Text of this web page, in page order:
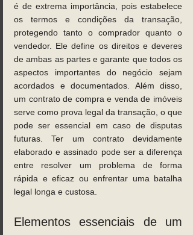
é de extrema importância, pois estabelece
os termos e condições da transação,
protegendo tanto o comprador quanto o
vendedor. Ele define os direitos e deveres
de ambas as partes e garante que todos os
aspectos importantes do negócio sejam
acordados e documentados. Além disso,
um contrato de compra e venda de imóveis
serve como prova legal da transação, o que
pode ser essencial em caso de disputas
futuras. Ter um contrato devidamente
elaborado e assinado pode ser a diferença
entre resolver um problema de forma
rápida e eficaz ou enfrentar uma batalha
legal longa e custosa.
Elementos essenciais de um